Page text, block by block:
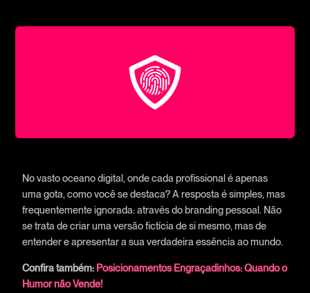
No vasto oceano digital, onde cada profissional é apenas
uma gota, como você se destaca? A resposta é simples, mas
frequentemente ignorada: através do branding pessoal. Não
se trata de criar uma versão fictícia de si mesmo, mas de
entender e apresentar a sua verdadeira essência ao mundo.
Confira também: Posicionamentos Engraçadinhos: Quando o
Humor não Vende!